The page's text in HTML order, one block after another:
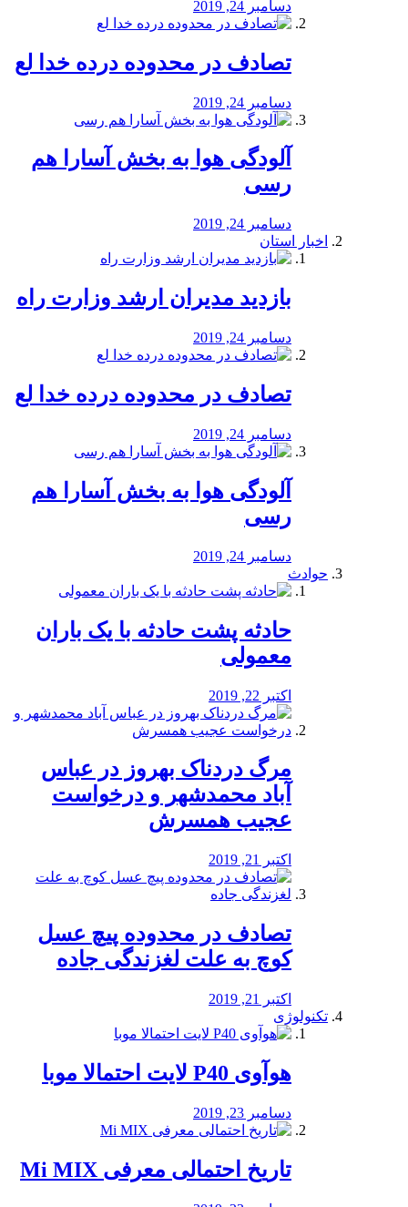
دسامبر 24, 2019
تصادف در محدوده درده خدا لع
دسامبر 24, 2019
آلودگی هوا به بخش آسارا هم
رسی
دسامبر 24, 2019
اخبار استان
بازدید مدیران ارشد وزارت راه
دسامبر 24, 2019
تصادف در محدوده درده خدا لع
دسامبر 24, 2019
آلودگی هوا به بخش آسارا هم
رسی
دسامبر 24, 2019
حوادث
️حادثه پشت حادثه با یک باران
معمولی
اکتبر 22, 2019
مرگ دردناک بهروز در عباس
آباد محمدشهر و درخواست
عجیب همسرش
اکتبر 21, 2019
تصادف در محدوده پیچ عسل
کوچ به علت لغزندگی جاده
اکتبر 21, 2019
تکنولوژی
هوآوی P40 لایت احتمالا موبا
دسامبر 23, 2019
تاریخ احتمالی معرفی Mi MIX